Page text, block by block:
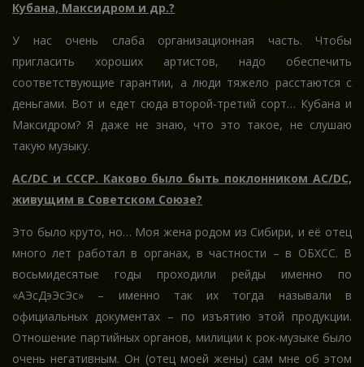
Кубана, Максидром и др.?
У нас очень слаба организационная часть. Чтобы
пригласить хороших артистов, надо обеспечить
соответствующие гарантии, а люди тяжело расстаются с
деньгами. Вот и едет сюда второй-третий сорт… Кубана и
Максидром? Я даже не знаю, что это такое, не слушаю
такую музыку.
AC/DC и СССР. Каково было быть поклонником AC/DC,
живущим в Советском Союзе?
Это было круто, но… Моя жена родом из Сибири, и её отец
много лет работал в органах, в частности – в ОБХСС. В
восьмидесятые годы проходили рейды именно по
«АЭсДэЭсЭс» – именно так их тогда называли в
официальных документах – по изъятию этой продукции.
Отношение партийных органов, милиции к рок-музыке было
очень негативным. Он (отец моей жены) сам мне об этом